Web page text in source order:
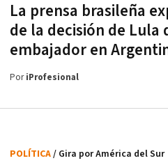
La prensa brasileña
de la decisión de Lula
embajador en
PoriProfesional
POLÍTICA/ Gira por América del Sur